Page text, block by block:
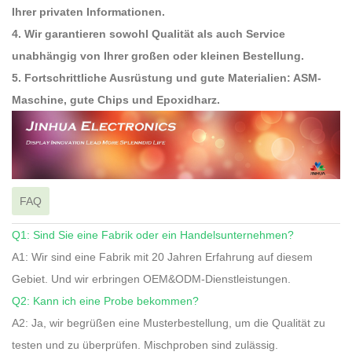
Ihrer privaten Informationen.
4. Wir garantieren sowohl Qualität als auch Service
unabhängig von Ihrer großen oder kleinen Bestellung.
5. Fortschrittliche Ausrüstung und gute Materialien: ASM-
Maschine, gute Chips und Epoxidharz.
FAQ
Q1: Sind Sie eine Fabrik oder ein Handelsunternehmen?
A1: Wir sind eine Fabrik mit 20 Jahren Erfahrung auf diesem
Gebiet. Und wir erbringen OEM&ODM-Dienstleistungen.
Q2: Kann ich eine Probe bekommen?
A2: Ja, wir begrüßen eine Musterbestellung, um die Qualität zu
testen und zu überprüfen. Mischproben sind zulässig.